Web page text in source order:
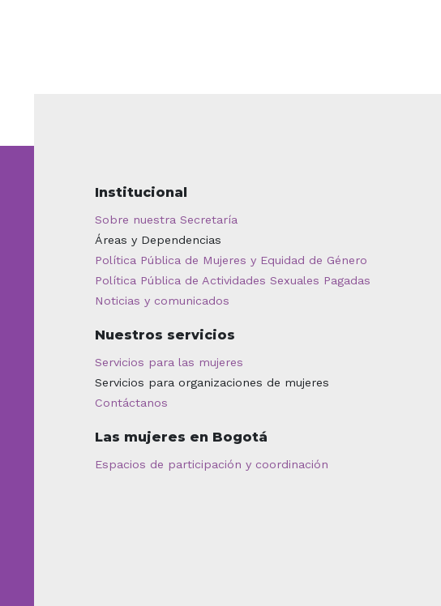
Institucional
Sobre nuestra Secretaría
Áreas y Dependencias
Política Pública de Mujeres y Equidad de Género
Política Pública de Actividades Sexuales Pagadas
Noticias y comunicados
Nuestros servicios
Servicios para las mujeres
Servicios para organizaciones de mujeres
Contáctanos
Las mujeres en Bogotá
Espacios de participación y coordinación